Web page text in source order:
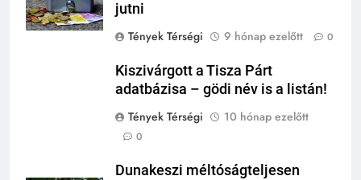
jutni
Tények Térségi
9 hónap ezelőtt 0
Kiszivárgott a Tisza Párt
adatbázisa – gödi név is a listán!
Tények Térségi
10 hónap ezelőtt
0
Dunakeszi méltóságteljesen